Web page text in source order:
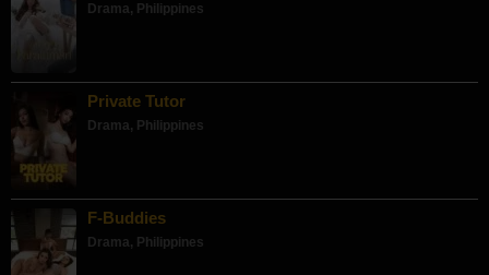
Drama, Philippines
Private Tutor
Drama, Philippines
F-Buddies
Drama, Philippines